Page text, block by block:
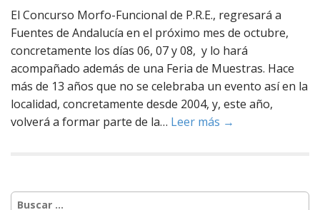
El Concurso Morfo-Funcional de P.R.E., regresará a
Fuentes de Andalucía en el próximo mes de octubre,
concretamente los días 06, 07 y 08, y lo hará
acompañado además de una Feria de Muestras. Hace
más de 13 años que no se celebraba un evento así en la
localidad, concretamente desde 2004, y, este año,
volverá a formar parte de la… Leer más →